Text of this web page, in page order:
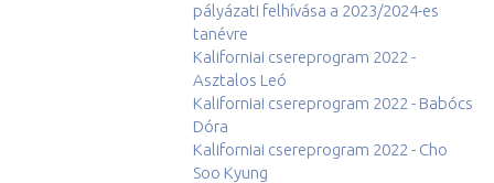
pályázati felhívása a 2023/2024-es
tanévre
Kaliforniai csereprogram 2022 -
Asztalos Leó
Kaliforniai csereprogram 2022 - Babócs
Dóra
Kaliforniai csereprogram 2022 - Cho
Soo Kyung